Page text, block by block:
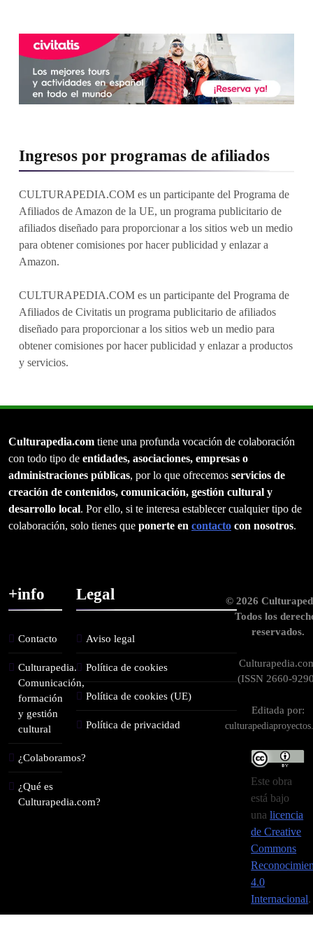
Ingresos por programas de afiliados
CULTURAPEDIA.COM es un participante del Programa de
Afiliados de Amazon de la UE, un programa publicitario de
afiliados diseñado para proporcionar a los sitios web un medio
para obtener comisiones por hacer publicidad y enlazar a
Amazon.
CULTURAPEDIA.COM es un participante del Programa de
Afiliados de Civitatis un programa publicitario de afiliados
diseñado para proporcionar a los sitios web un medio para
obtener comisiones por hacer publicidad y enlazar a productos
y servicios.
Culturapedia.com tiene una profunda vocación de colaboración
con todo tipo de entidades, asociaciones, empresas o
administraciones públicas, por lo que ofrecemos servicios de
creación de contenidos, comunicación, gestión cultural y
desarrollo local. Por ello, si te interesa establecer cualquier tipo de
colaboración, solo tienes que ponerte en contacto con nosotros.
+info
Contacto
Culturapedia.
Comunicación,
formación
y gestión
cultural
¿Colaboramos?
¿Qué es
Culturapedia.com?
Legal
Aviso legal
Política de cookies
Política de cookies (UE)
Política de privacidad
© 2026
Todos los
reservados.
(ISSN 2660-
Editada por:
Este obra
está bajo
unalicencia
de Creative
Commons
4.0
Internacional.